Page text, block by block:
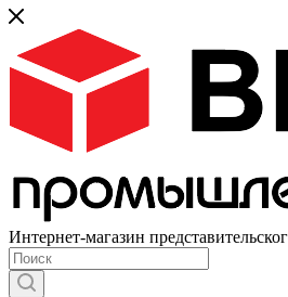
Интернет-магазин